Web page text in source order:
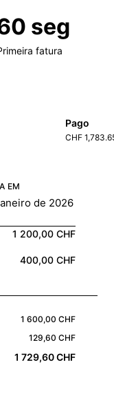
seg
fatura
EM
de 2026
1 200,00 CHF
400,00 CHF
1 600,00 CHF
129,60 CHF
1 729,60 CHF
Pago
CHF